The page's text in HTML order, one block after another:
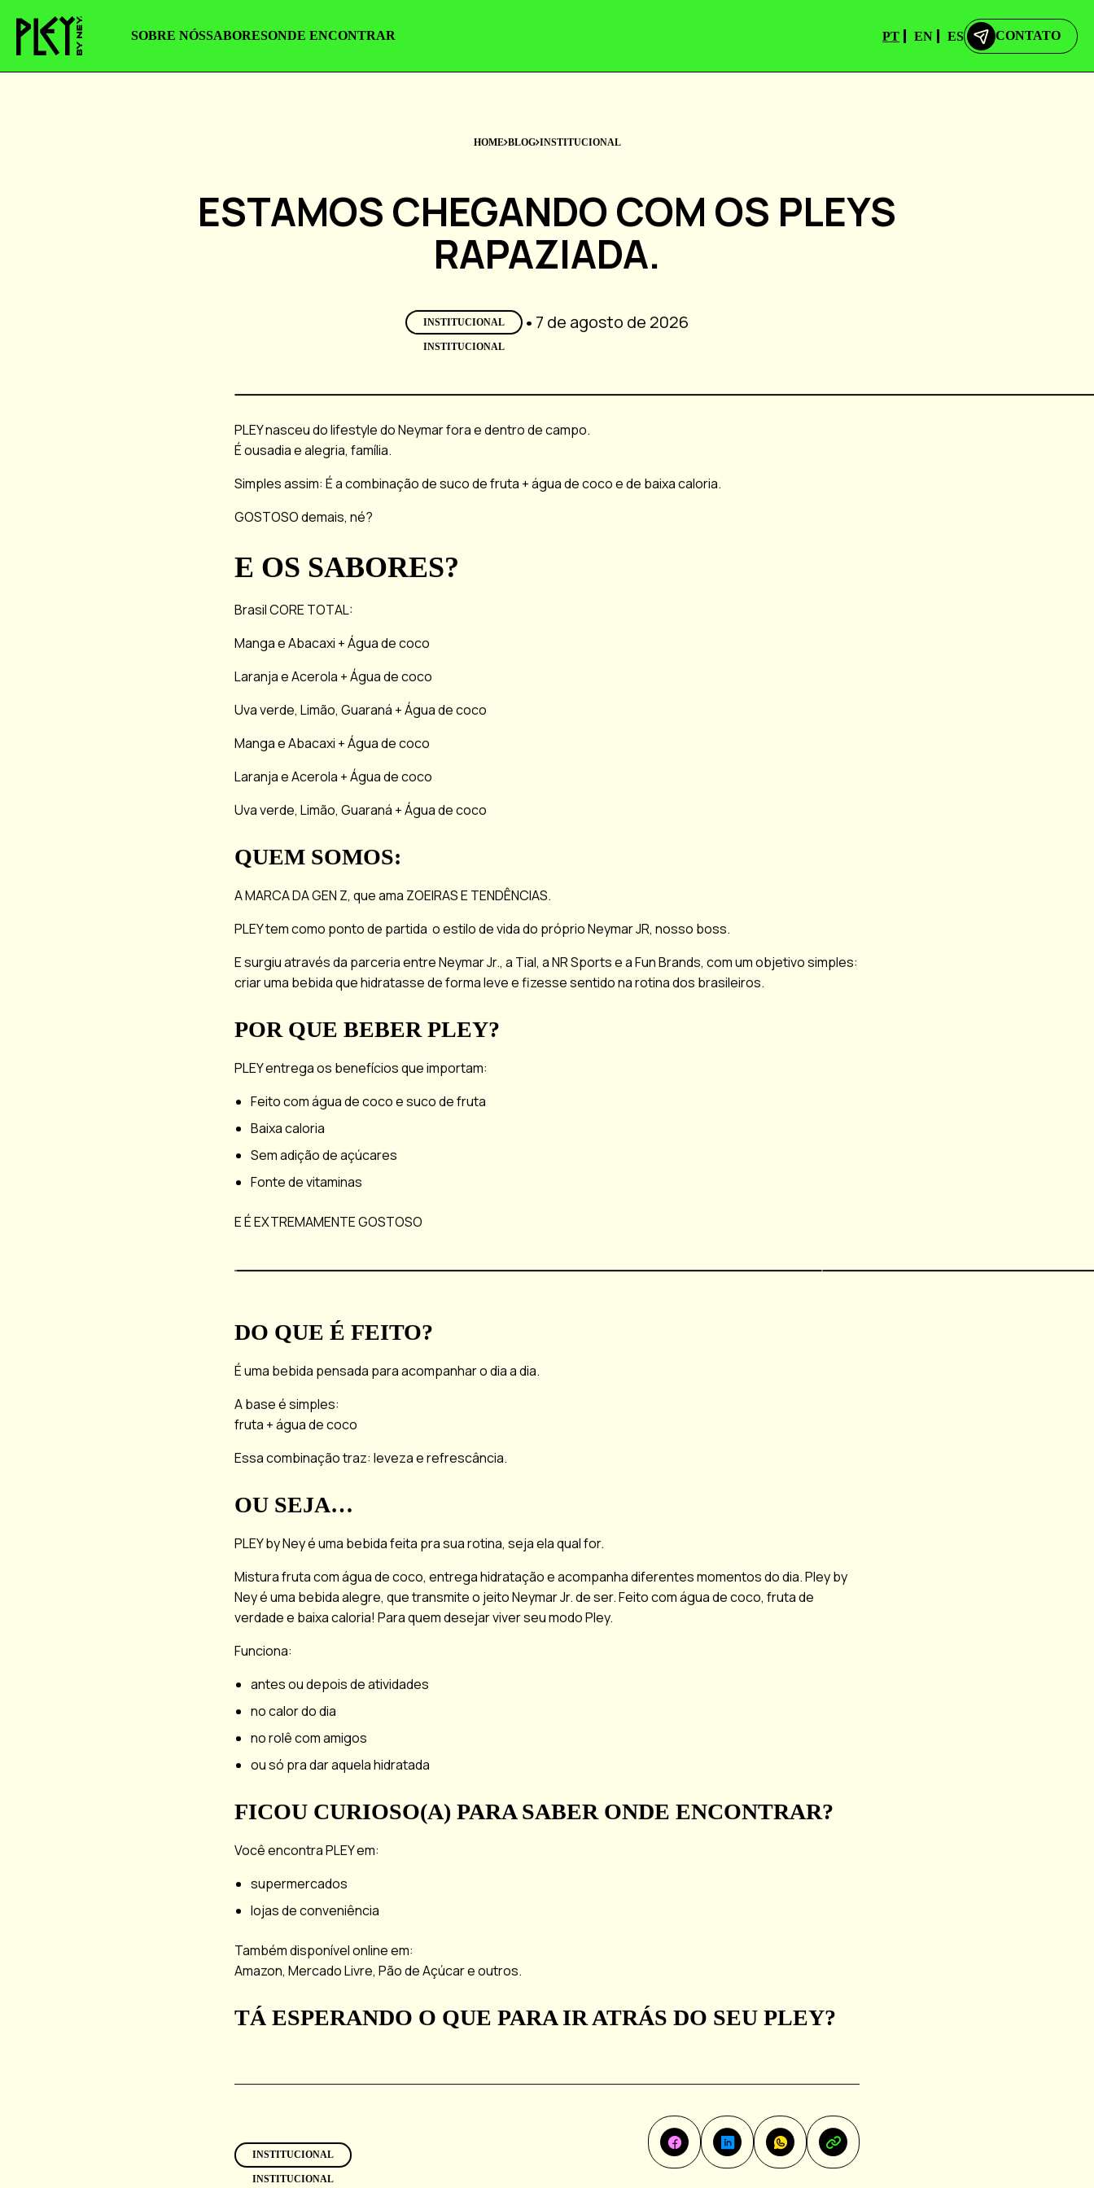
SOBRE NÓS
SOBRE NÓS
SABORES
SABORES
ONDE ENCONTRAR
ONDE ENCONTRAR
PT EN ES
CONTATO
HOME BLOG INSTITUCIONAL
ESTAMOS CHEGANDO COM OS PLEYS
RAPAZIADA.
INSTITUCIONAL • 7 de agosto de 2026
PLEY nasceu do lifestyle do Neymar fora e dentro de campo.
É ousadia e alegria, família.
Simples assim: É a combinação de suco de fruta + água de coco e de baixa caloria.
GOSTOSO demais, né?
E OS SABORES?
Brasil CORE TOTAL:
Manga e Abacaxi + Água de coco
Laranja e Acerola + Água de coco
Uva verde, Limão, Guaraná + Água de coco
Manga e Abacaxi + Água de coco
Laranja e Acerola + Água de coco
Uva verde, Limão, Guaraná + Água de coco
QUEM SOMOS:
A MARCA DA GEN Z, que ama ZOEIRAS E TENDÊNCIAS.
PLEY tem como ponto de partida o estilo de vida do próprio Neymar JR, nosso boss.
E surgiu através da parceria entre Neymar Jr., a Tial, a NR Sports e a Fun Brands, com um objetivo simples:
criar uma bebida que hidratasse de forma leve e fizesse sentido na rotina dos brasileiros.
POR QUE BEBER PLEY?
PLEY entrega os benefícios que importam:
Feito com água de coco e suco de fruta
Baixa caloria
Sem adição de açúcares
Fonte de vitaminas
E É EXTREMAMENTE GOSTOSO
DO QUE É FEITO?
É uma bebida pensada para acompanhar o dia a dia.
A base é simples:
fruta + água de coco
Essa combinação traz: leveza e refrescância.
OU SEJA…
PLEY by Ney é uma bebida feita pra sua rotina, seja ela qual for.
Mistura fruta com água de coco, entrega hidratação e acompanha diferentes momentos do dia. Pley by
Ney é uma bebida alegre, que transmite o jeito Neymar Jr. de ser. Feito com água de coco, fruta de
verdade e baixa caloria! Para quem desejar viver seu modo Pley.
Funciona:
antes ou depois de atividades
no calor do dia
no rolê com amigos
ou só pra dar aquela hidratada
FICOU CURIOSO(A) PARA SABER ONDE ENCONTRAR?
Você encontra PLEY em:
supermercados
lojas de conveniência
Também disponível online em:
Amazon, Mercado Livre, Pão de Açúcar e outros.
TÁ ESPERANDO O QUE PARA IR ATRÁS DO SEU PLEY?
INSTITUCIONAL
PLEYtá on.
INSTAGRAM